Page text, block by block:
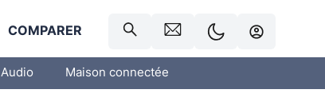
COMPARER
Audio Maison connectée